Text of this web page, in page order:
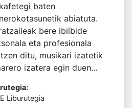
baten
abiatuta.
bere ibilbide
eta profesionala
ditu, musikari izatetik
izatera egin duen...
Liburutegia